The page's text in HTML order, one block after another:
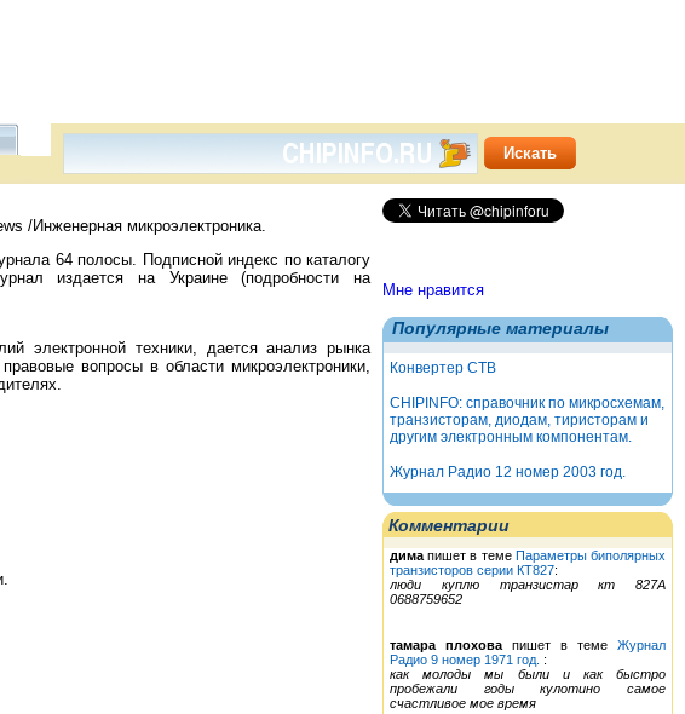
Мне нравится
Популярные материалы
Конвертер СТВ
CHIPINFO: справочник по микросхемам,
транзисторам, диодам, тиристорам и
другим электронным компонентам.
Журнал Радио 12 номер 2003 год.
Комментарии
дима пишет в теме Параметры биполярных
транзисторов серии КТ827:
люди куплю транзистар кт 827А
0688759652
тамара плохова пишет в теме Журнал
Радио 9 номер 1971 год. :
как молоды мы были и как быстро
пробежали годы кулотино самое
счастливое мое время
/Инженерная микроэлектроника.
64 полосы. Подписной индекс по каталогу
издается на Украине (подробности на
электронной техники, дается анализ рынка
вопросы в области микроэлектроники,